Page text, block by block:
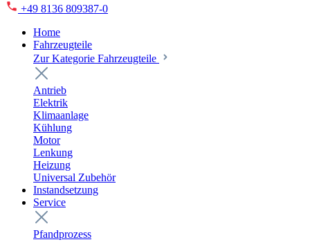
+49 8136 809387-0
Home
Fahrzeugteile
Zur Kategorie Fahrzeugteile
Antrieb
Elektrik
Klimaanlage
Kühlung
Motor
Lenkung
Heizung
Universal Zubehör
Instandsetzung
Service
Pfandprozess